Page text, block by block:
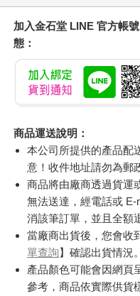
加入金石堂 LINE 官方帳
態：
商品運送說明：
本公司所提供的產品配
意！收件地址請勿為郵
商品將由廠商透過貨運
無法送達，經電話或
消該筆訂單，並且全額
當廠商出貨後，您會收
單查詢】確認出貨情況。
產品顏色可能會因網頁
參考，商品依實際供貨